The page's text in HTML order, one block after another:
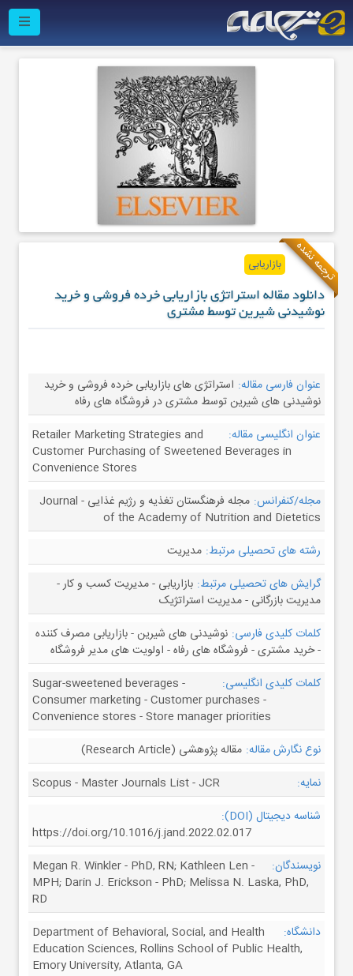
ترجمه نشده بازاریابی
دانلود مقاله استراتژی بازاریابی خرده فروشی و خرید
نوشیدنی شیرین توسط مشتری
عنوان فارسی مقاله: استراتژی های بازاریابی خرده فروشی و خرید
نوشیدنی های شیرین توسط مشتری در فروشگاه های رفاه
عنوان انگلیسی مقاله:
Retailer Marketing Strategies and
Customer Purchasing of Sweetened Beverages in
Convenience Stores
مجله/کنفرانس:
مجله فرهنگستان تغذیه و رژیم غذایی - Journal
of the Academy of Nutrition and Dietetics
رشته های تحصیلی مرتبط: مدیریت
گرایش های تحصیلی مرتبط: بازاریابی - مدیریت کسب و کار -
مدیریت بازرگانی - مدیریت استراتژیک
کلمات کلیدی فارسی: نوشیدنی های شیرین - بازاریابی مصرف کننده
- خرید مشتری - فروشگاه های رفاه - اولویت های مدیر فروشگاه
کلمات کلیدی انگلیسی:
Sugar-sweetened beverages -
Consumer marketing - Customer purchases -
Convenience stores - Store manager priorities
نوع نگارش مقاله: مقاله پژوهشی (Research Article)
نمایه:
Scopus - Master Journals List - JCR
شناسه دیجیتال (DOI):
https://doi.org/10.1016/j.jand.2022.02.017
نویسندگان:
Megan R. Winkler - PhD, RN; Kathleen Len -
MPH; Darin J. Erickson - PhD; Melissa N. Laska, PhD,
RD
دانشگاه:
Department of Behavioral, Social, and Health
Education Sciences, Rollins School of Public Health,
Emory University, Atlanta, GA